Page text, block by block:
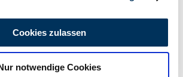
geben wir Informationen zu Ihrer
Website an unsere Partner für
Cookies zulassen
notwendige Cookies